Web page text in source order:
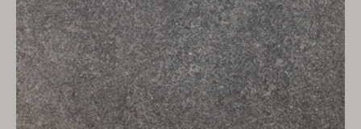
VERSTUREN